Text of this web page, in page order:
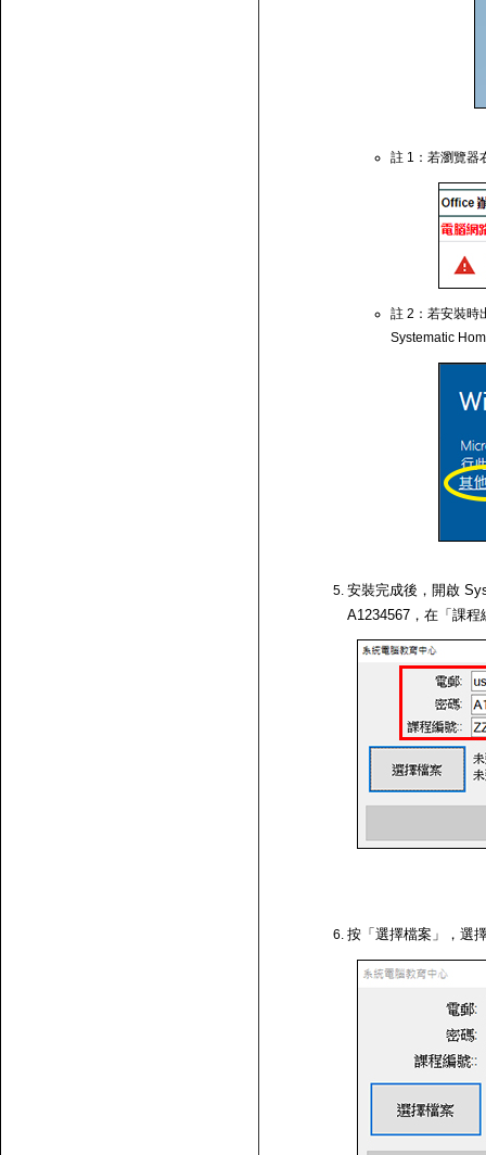
註 1：若瀏覽器
註 2：若安裝時
Systematic
安裝完成後，開啟
A1234567，在「課
按「選擇檔案」，選